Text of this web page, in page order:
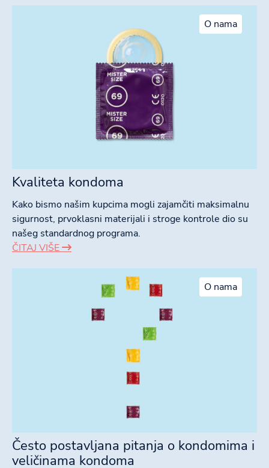
O nama
Kvaliteta kondoma
Kako bismo našim kupcima mogli zajamčiti maksimalnu
sigurnost, prvoklasni materijali i stroge kontrole dio su
našeg standardnog programa.
ČITAJ VIŠE
O nama
Često postavljana pitanja o kondomima i
veličinama kondoma